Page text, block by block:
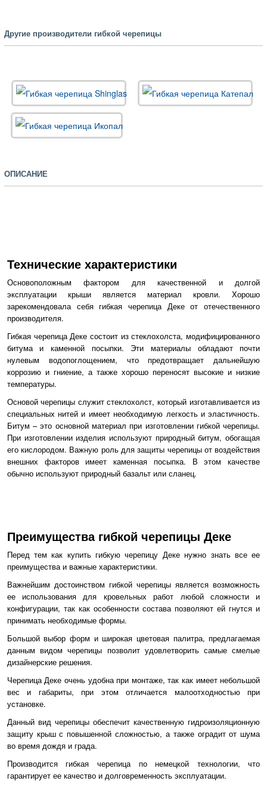
Другие производители гибкой черепицы
ОПИСАНИЕ
Технические характеристики
Основоположным фактором для качественной и долгой
эксплуатации крыши является материал кровли. Хорошо
зарекомендовала себя гибкая черепица Деке от отечественного
производителя.
Гибкая черепица Деке состоит из стеклохолста, модифицированного
битума и каменной посыпки. Эти материалы обладают почти
нулевым водопоглощением, что предотвращает дальнейшую
коррозию и гниение, а также хорошо переносят высокие и низкие
температуры.
Основой черепицы служит стеклохолст, который изготавливается из
специальных нитей и имеет необходимую легкость и эластичность.
Битум – это основной материал при изготовлении гибкой черепицы.
При изготовлении изделия используют природный битум, обогащая
его кислородом. Важную роль для защиты черепицы от воздействия
внешних факторов имеет каменная посыпка. В этом качестве
обычно используют природный базальт или сланец.
Преимущества гибкой черепицы Деке
Перед тем как купить гибкую черепицу Деке нужно знать все ее
преимущества и важные характеристики.
Важнейшим достоинством гибкой черепицы является возможность
ее использования для кровельных работ любой сложности и
конфигурации, так как особенности состава позволяют ей гнутся и
принимать необходимые формы.
Большой выбор форм и широкая цветовая палитра, предлагаемая
данным видом черепицы позволит удовлетворить самые смелые
дизайнерские решения.
Черепица Деке очень удобна при монтаже, так как имеет небольшой
вес и габариты, при этом отличается малоотходностью при
установке.
Данный вид черепицы обеспечит качественную гидроизоляционную
защиту крыш с повышенной сложностью, а также оградит от шума
во время дождя и града.
Производится гибкая черепица по немецкой технологии, что
гарантирует ее качество и долговременность эксплуатации.